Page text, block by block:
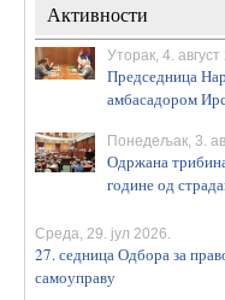
Активности
Уторак, 4. август
Председница
амбасадором
Понедељак, 3.
Одржана
године од
Среда, 29. јул 2026.
27. седница Одбора за
самоуправу